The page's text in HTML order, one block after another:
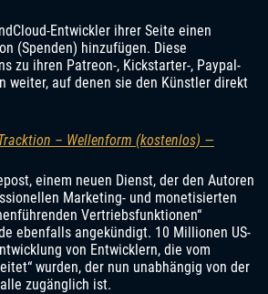
Entwickler ihrer Seite einen
(Spenden) hinzufügen. Diese
zu ihren Patreon-, Kickstarter-, Paypal-
weiter, auf denen sie den Künstler direkt
– Wellenform (kostenlos) —
einem neuen Dienst, der den Autoren
Marketing- und monetisierten
Vertriebsfunktionen“
ebenfalls angekündigt. 10 Millionen US-
von Entwicklern, die vom
wurden, der nun unabhängig von der
zugänglich ist.